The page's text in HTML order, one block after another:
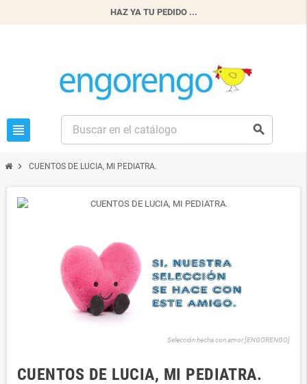
HAZ YA TU PEDIDO ...
view_headline search
chevron_right CUENTOS DE LUCIA, MI PEDIATRA.
Selección hecha con amor [ENGORENGO]
CUENTOS DE LUCIA, MI PEDIATRA.